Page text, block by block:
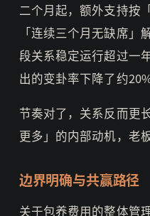
二个月起，额外支持按
「连续三个月无缺席
段关系稳定运行超过一
出的变卦率下降了约20%
节奏对了，关系反而更
更多」的内部动机，老
边界明确与共赢路径
关于包养费用的整体管